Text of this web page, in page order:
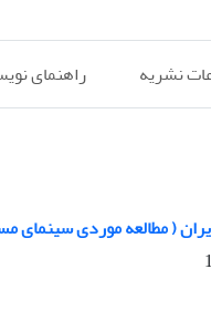
نشریه راهنمای
( مطالعه موردی سینمای